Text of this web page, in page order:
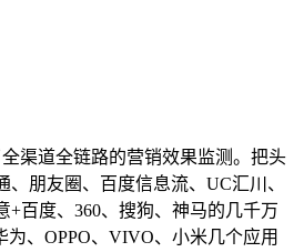
渠道全链路的营销效果监测。把头
朋友圈、百度信息流、UC汇川、
+百度、360、搜狗、神马的几千万
为、OPPO、VIVO、小米几个应用